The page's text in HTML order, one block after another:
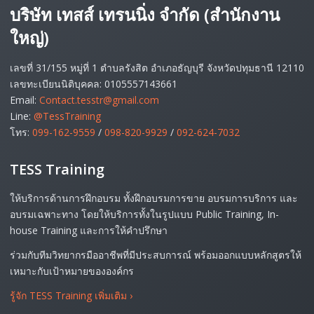
บริษัท เทสส์ เทรนนิ่ง จำกัด (สำนักงาน
ใหญ่)
เลขที่ 31/155 หมู่ที่ 1 ตำบลรังสิต อำเภอธัญบุรี จังหวัดปทุมธานี 12110
เลขทะเบียนนิติบุคคล: 0105557143661
Email: Contact.tesstr@gmail.com
Line: @TessTraining
โทร: 099-162-9559 / 098-820-9929 / 092-624-7032
TESS Training
ให้บริการด้านการฝึกอบรม ทั้งฝึกอบรมการขาย อบรมการบริการ และ
อบรมเฉพาะทาง โดยให้บริการทั้งในรูปแบบ Public Training, In-
house Training และการให้คำปรึกษา
ร่วมกับทีมวิทยากรมืออาชีพที่มีประสบการณ์ พร้อมออกแบบหลักสูตรให้
เหมาะกับเป้าหมายขององค์กร
รู้จัก TESS Training เพิ่มเติม ›